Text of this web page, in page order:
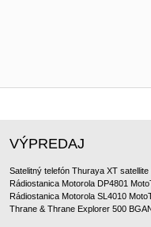
VÝPREDAJ
Satelitný telefón Thuraya XT satellite
Thrane & Thrane Explorer 500